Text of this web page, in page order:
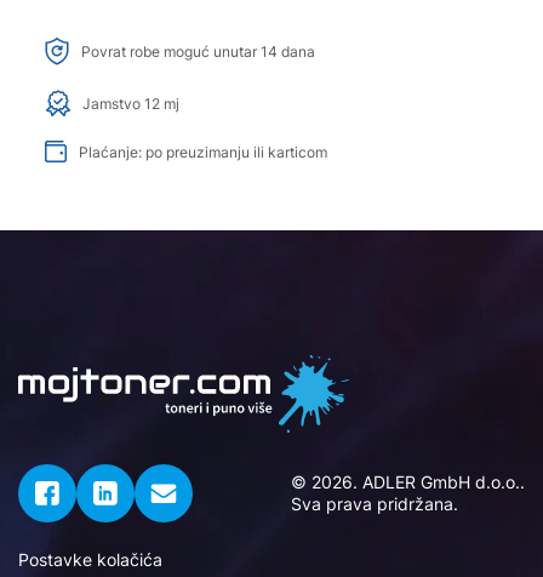
Povrat robe moguć unutar 14 dana
Jamstvo 12 mj
Plaćanje: po preuzimanju ili karticom
© 2026. ADLER GmbH d.o.o..
Sva prava pridržana.
Postavke kolačića